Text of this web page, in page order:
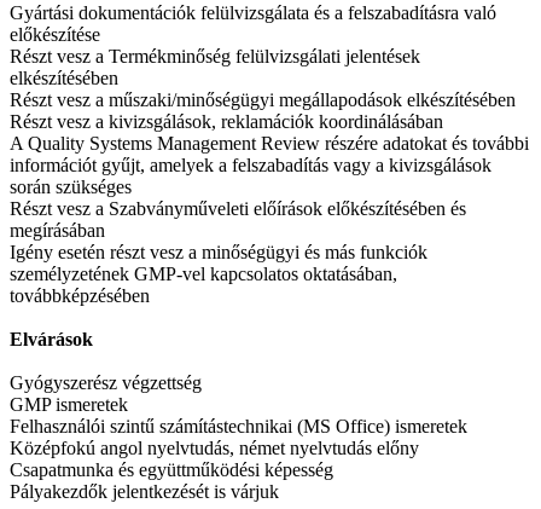
Gyártási dokumentációk felülvizsgálata és a felszabadításra való
előkészítése
Részt vesz a Termékminőség felülvizsgálati jelentések
elkészítésében
Részt vesz a műszaki/minőségügyi megállapodások elkészítésében
Részt vesz a kivizsgálások, reklamációk koordinálásában
A Quality Systems Management Review részére adatokat és további
információt gyűjt, amelyek a felszabadítás vagy a kivizsgálások
során szükséges
Részt vesz a Szabványműveleti előírások előkészítésében és
megírásában
Igény esetén részt vesz a minőségügyi és más funkciók
személyzetének GMP-vel kapcsolatos oktatásában,
továbbképzésében
Elvárások
Gyógyszerész végzettség
GMP ismeretek
Felhasználói szintű számítástechnikai (MS Office) ismeretek
Középfokú angol nyelvtudás, német nyelvtudás előny
Csapatmunka és együttműködési képesség
Pályakezdők jelentkezését is várjuk